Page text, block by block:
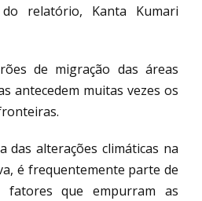
relatório, Kanta Kumari
de migração das áreas
antecedem muitas vezes os
das alterações climáticas na
é frequentemente parte de
fatores que empurram as